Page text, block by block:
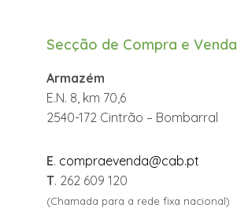
Secção de Compra e Venda
Armazém
E.N. 8, km 70,6
2540-172 Cintrão – Bombarral
E. compraevenda@cab.pt
T. 262 609 120
(Chamada para a rede fixa nacional)